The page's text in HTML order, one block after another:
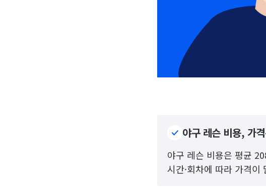
야구 레슨 비용, 가
야구 레슨 비용은 평균
시간·회차에 따라 가격이